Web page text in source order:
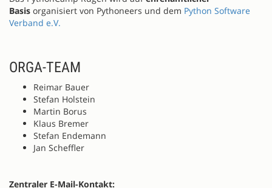
Basis organisiert von Pythoneers und dem Python Software
Verband e.V.
ORGA-TEAM
Reimar Bauer
Stefan Holstein
Martin Borus
Klaus Bremer
Stefan Endemann
Jan Scheffler
Zentraler E-Mail-Kontakt: